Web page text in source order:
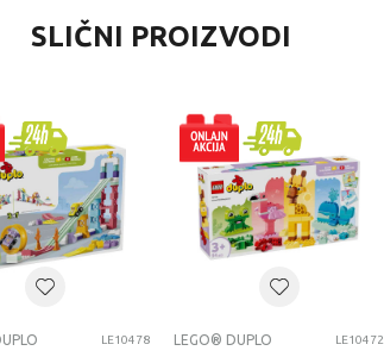
LEGO® Duplo
3 godine
DUPLO
SLIČNI PROIZVODI
LE10478 LEGO® DUPLO LE10472